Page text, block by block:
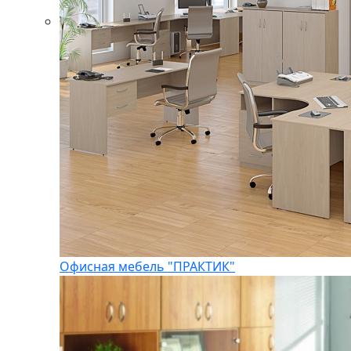
Офисная мебель "ПРАКТИК"